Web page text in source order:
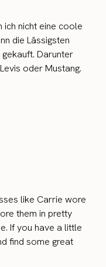
ich nicht eine coole
die Lässigsten
Darunter
oder Mustang.
like Carrie wore
them in pretty
If you have a little
find some great